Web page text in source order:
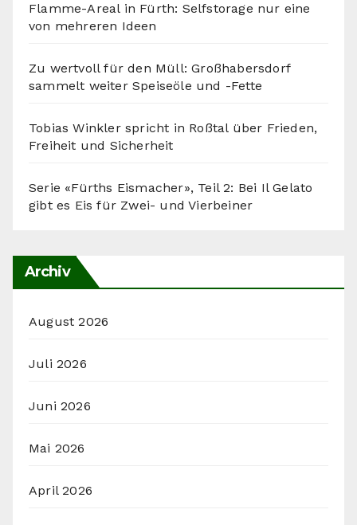
Flamme-Areal in Fürth: Selfstorage nur eine
von mehreren Ideen
Zu wertvoll für den Müll: Großhabersdorf
sammelt weiter Speiseöle und -Fette
Tobias Winkler spricht in Roßtal über Frieden,
Freiheit und Sicherheit
Serie «Fürths Eismacher», Teil 2: Bei Il Gelato
gibt es Eis für Zwei- und Vierbeiner
Archiv
August 2026
Juli 2026
Juni 2026
Mai 2026
April 2026